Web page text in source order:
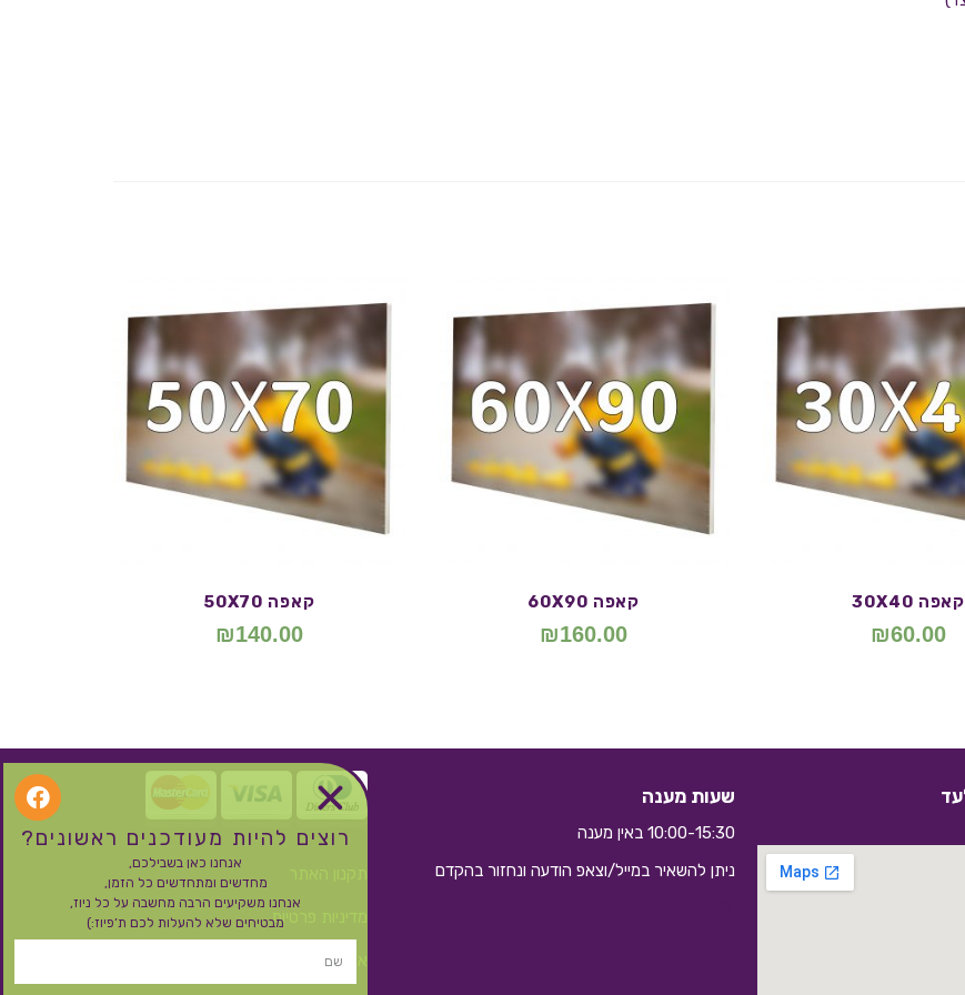
קאפה 30X40
₪60.00
קאפה 60X90
₪160.00
קאפה 50X70
₪140.00
שעות מענה
10:00-15:30 באין מענה
ניתן להשאיר במייל/וצאפ הודעה ונחזור בהקדם
תקנון האתר
מדיניות פרטיות
אחריות, משלוחים, החזרות וביטול עסקה
רוצים להיות מעודכנים ראשונים?
אנחנו כאן בשבילכם,
מחדשים ומתחדשים כל הזמן,
אנחנו משקיעים הרבה מחשבה על כל ניוז,
מבטיחים שלא להעלות לכם ת’פיוז:)